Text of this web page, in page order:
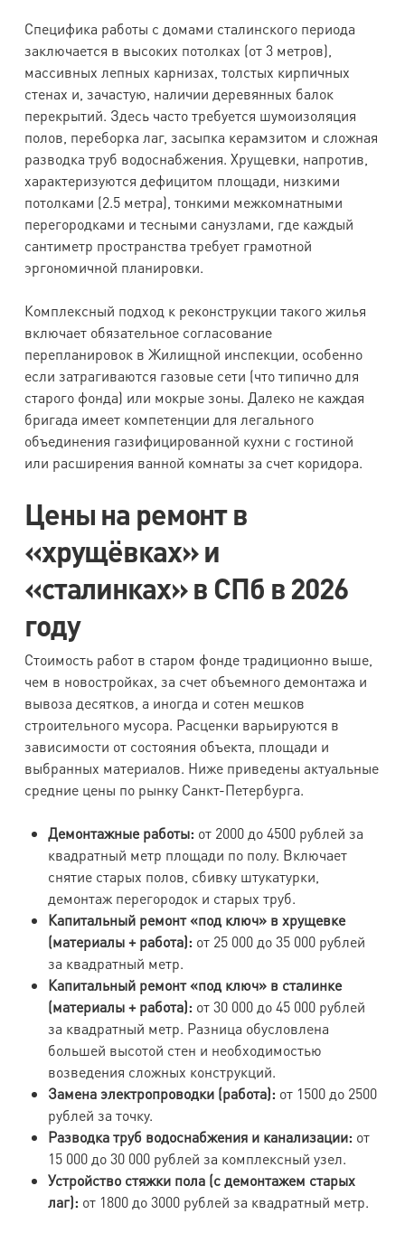
Специфика работы с домами сталинского периода
заключается в высоких потолках (от 3 метров),
массивных лепных карнизах, толстых кирпичных
стенах и, зачастую, наличии деревянных балок
перекрытий. Здесь часто требуется шумоизоляция
полов, переборка лаг, засыпка керамзитом и сложная
разводка труб водоснабжения. Хрущевки, напротив,
характеризуются дефицитом площади, низкими
потолками (2.5 метра), тонкими межкомнатными
перегородками и тесными санузлами, где каждый
сантиметр пространства требует грамотной
эргономичной планировки.
Комплексный подход к реконструкции такого жилья
включает обязательное согласование
перепланировок в Жилищной инспекции, особенно
если затрагиваются газовые сети (что типично для
старого фонда) или мокрые зоны. Далеко не каждая
бригада имеет компетенции для легального
объединения газифицированной кухни с гостиной
или расширения ванной комнаты за счет коридора.
Цены на ремонт в
«хрущёвках» и
«сталинках» в СПб в 2026
году
Стоимость работ в старом фонде традиционно выше,
чем в новостройках, за счет объемного демонтажа и
вывоза десятков, а иногда и сотен мешков
строительного мусора. Расценки варьируются в
зависимости от состояния объекта, площади и
выбранных материалов. Ниже приведены актуальные
средние цены по рынку Санкт-Петербурга.
Демонтажные работы: от 2000 до 4500 рублей за
квадратный метр площади по полу. Включает
снятие старых полов, сбивку штукатурки,
демонтаж перегородок и старых труб.
Капитальный ремонт «под ключ» в хрущевке
(материалы + работа): от 25 000 до 35 000 рублей
за квадратный метр.
Капитальный ремонт «под ключ» в сталинке
(материалы + работа): от 30 000 до 45 000 рублей
за квадратный метр. Разница обусловлена
большей высотой стен и необходимостью
возведения сложных конструкций.
Замена электропроводки (работа): от 1500 до 2500
рублей за точку.
Разводка труб водоснабжения и канализации: от
15 000 до 30 000 рублей за комплексный узел.
Устройство стяжки пола (с демонтажем старых
лаг): от 1800 до 3000 рублей за квадратный метр.